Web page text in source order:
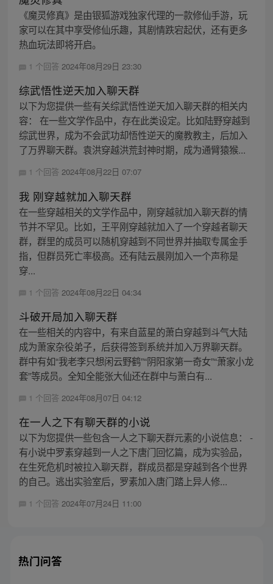
《魔灵修真》是由银狐游戏独家代理的一款修仙手游，玩
家可以在其中享受修仙乐趣，其剧情跌宕起伏，还有更多
热血玩法即将开启。
1 个回答 2024年08月29日 23:30
综武悟性逆天加入聊天群
以下为您提供一些有关综武悟性逆天加入聊天群的相关内
容： 在一些文学作品中，存在此类设定。比如陆野穿越到
综武世界，成为不会武功却悟性逆天的魔教教主，后加入
了万界聊天群。袁洪穿越洪荒封神时期，成为通臂猿猴...
1 个回答 2024年08月22日 07:07
我 刚穿越就加入聊天群
在一些穿越相关的文学作品中，刚穿越就加入聊天群的情
节并不罕见。比如，王平刚穿越就加入了一个穿越者聊天
群，群里的成员可以随机穿越到不同世界并抽取专属金手
指，但群员死亡率极高。还有陆云晨刚加入一个声称是
穿...
1 个回答 2024年08月22日 04:34
斗破开局加入聊天群
在一些相关的内容中，有来自蓝星的萧白穿越到斗气大陆
成为萧家杂役弟子，后获得签到系统并加入万界聊天群。
群中有如“我老李只想闲云野鹤”“阴阳家第一奇女”“萧家小龙
套”等成员。全知全能张大仙还在群中与萧白有...
1 个回答 2024年08月07日 04:12
在一人之下有聊天群的小说
以下为您提供一些包含一人之下聊天群元素的小说信息： -
有小说中罗素穿越到一人之下唐门回忆篇，成为实验品，
在生死危机时被拉入聊天群，群成员都是穿越到各个世界
的自己。逃出实验室后，罗素加入唐门踏上异人修...
1 个回答 2024年07月24日 11:00
热门问答